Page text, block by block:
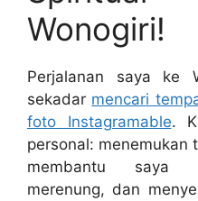
Wonogiri!
Perjalanan saya ke
sekadar mencari
foto Instagramable.
personal: menemukan
membantu saya
merenung, dan